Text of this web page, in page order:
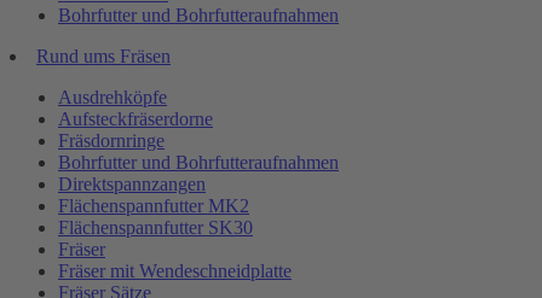
Bohrfutter und Bohrfutteraufnahmen
Rund ums Fräsen
Ausdrehköpfe
Aufsteckfräserdorne
Fräsdornringe
Bohrfutter und Bohrfutteraufnahmen
Direktspannzangen
Flächenspannfutter MK2
Flächenspannfutter SK30
Fräser
Fräser mit Wendeschneidplatte
Fräser Sätze